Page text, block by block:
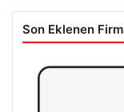
Son Eklenen